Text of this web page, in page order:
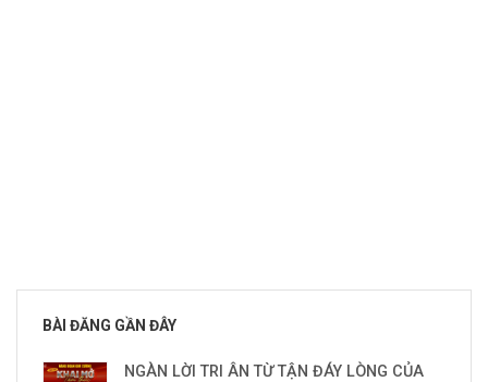
BÀI ĐĂNG GẦN ĐÂY
NGÀN LỜI TRI ÂN TỪ TẬN ĐÁY LÒNG CỦA